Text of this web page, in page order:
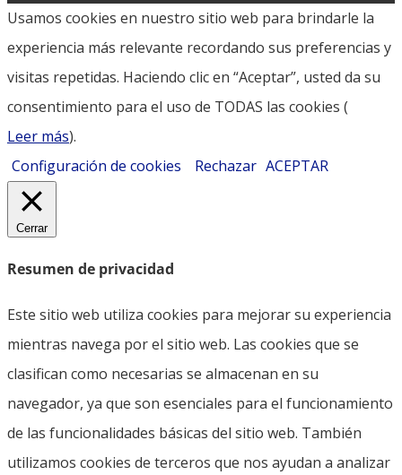
Usamos cookies en nuestro sitio web para brindarle la
experiencia más relevante recordando sus preferencias y
visitas repetidas. Haciendo clic en “Aceptar”, usted da su
consentimiento para el uso de TODAS las cookies (
Leer más).
Configuración de cookies
Rechazar ACEPTAR
Cerrar
Resumen de privacidad
Este sitio web utiliza cookies para mejorar su experiencia
mientras navega por el sitio web. Las cookies que se
clasifican como necesarias se almacenan en su
navegador, ya que son esenciales para el funcionamiento
de las funcionalidades básicas del sitio web. También
utilizamos cookies de terceros que nos ayudan a analizar